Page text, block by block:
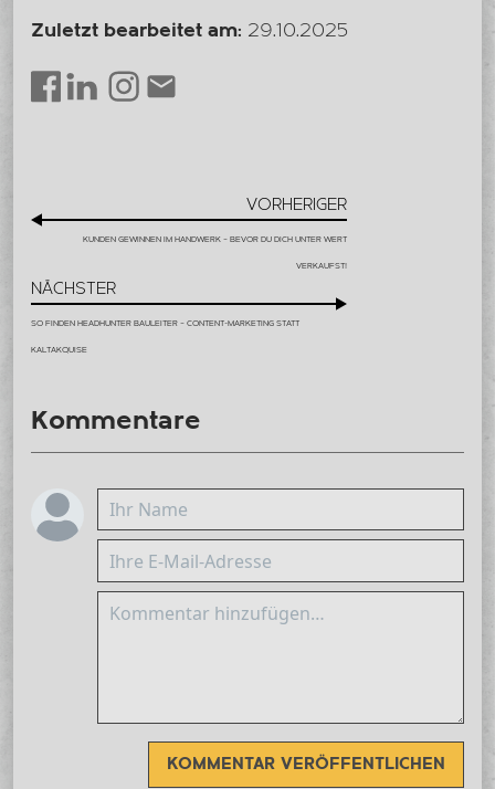
Zuletzt bearbeitet am: 29.10.2025
Facebook
LinkedInInstagramEnvelope
VORHERIGER
KUNDEN GEWINNEN IM HANDWERK – BEVOR DU DICH UNTER WERT
VERKAUFST!
NÄCHSTER
SO FINDEN HEADHUNTER BAULEITER – CONTENT-MARKETING STATT
KALTAKQUISE
Kommentare
KOMMENTAR VERÖFFENTLICHEN